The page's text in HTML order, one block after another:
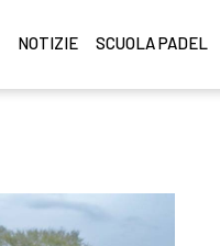
NOTIZIE SCUOLA PADEL